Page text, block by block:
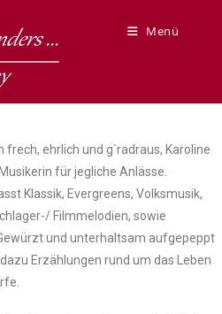
Menü
ehrlich und g`radraus, Karoline
für jegliche Anlässe.
Klassik, Evergreens, Volksmusik,
Filmmelodien, sowie
und unterhaltsam aufgepeppt
Erzählungen rund um das Leben